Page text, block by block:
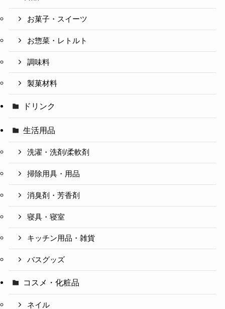
お菓子・スイーツ
お惣菜・レトルト
調味料
製菓材料
ドリンク
生活用品
洗濯・洗剤/柔軟剤
掃除用具・用品
消臭剤・芳香剤
寝具・寝室
キッチン用品・雑貨
バスグッズ
コスメ・化粧品
ネイル